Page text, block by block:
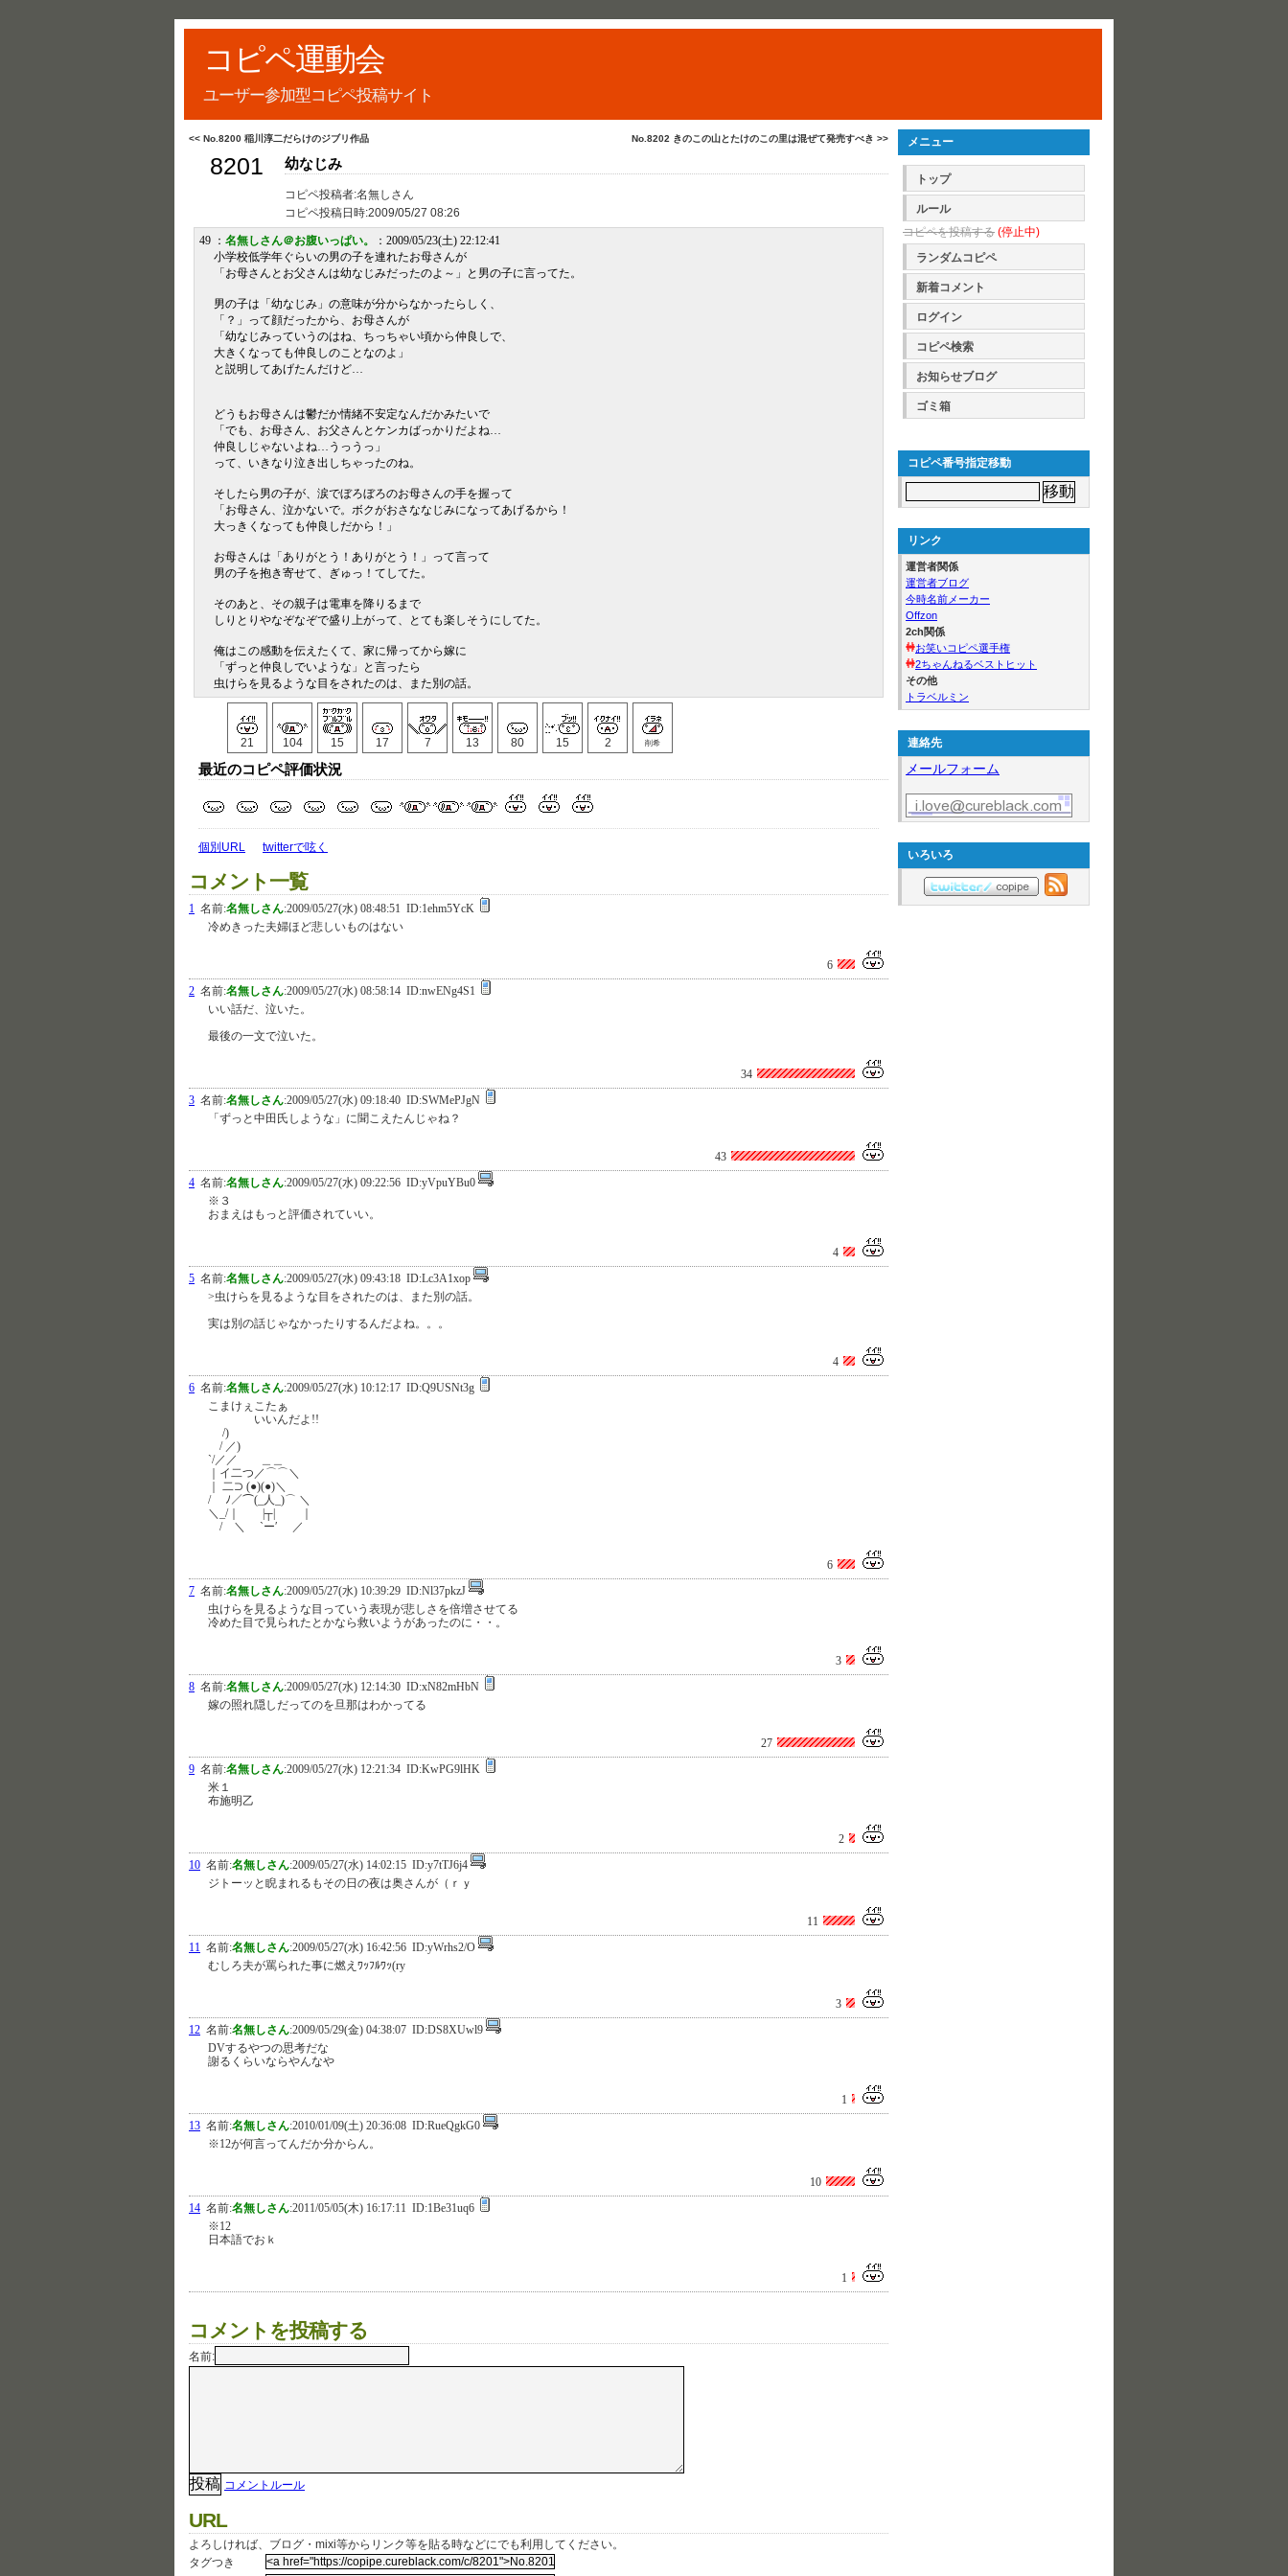
コピペ運動会
ユーザー参加型コピペ投稿サイト
No.8202 きのこの山とたけのこの里は混ぜて発売すべき >>
<< No.8200 稲川淳二だらけのジブリ作品
8201 幼なじみ
コピペ投稿者:名無しさん
コピペ投稿日時:2009/05/27 08:26
49 ： 名無しさん＠お腹いっぱい。
：2009/05/23(土) 22:12:41
小学校低学年ぐらいの男の子を連れたお母さんが
「お母さんとお父さんは幼なじみだったのよ～」と男の子に言ってた。
男の子は「幼なじみ」の意味が分からなかったらしく、
「？」って顔だったから、お母さんが
「幼なじみっていうのはね、ちっちゃい頃から仲良しで、
大きくなっても仲良しのことなのよ」
と説明してあげたんだけど…
どうもお母さんは鬱だか情緒不安定なんだかみたいで
「でも、お母さん、お父さんとケンカばっかりだよね…
仲良しじゃないよね…うっうっ」
って、いきなり泣き出しちゃったのね。
そしたら男の子が、涙でぼろぼろのお母さんの手を握って
「お母さん、泣かないで。ボクがおさななじみになってあげるから！
大っきくなっても仲良しだから！」
お母さんは「ありがとう！ありがとう！」って言って
男の子を抱き寄せて、ぎゅっ！てしてた。
そのあと、その親子は電車を降りるまで
しりとりやなぞなぞで盛り上がって、とても楽しそうにしてた。
俺はこの感動を伝えたくて、家に帰ってから嫁に
「ずっと仲良しでいような」と言ったら
虫けらを見るような目をされたのは、また別の話。
21 104 15 17 7 13 80 15 2 削希
最近のコピペ評価状況
個別URL twitterで呟く
コメント一覧
1 名前:名無しさん:2009/05/27(水) 08:48:51 ID:1ehm5YcK
冷めきった夫婦ほど悲しいものはない
6
2 名前:名無しさん:2009/05/27(水) 08:58:14 ID:nwENg4S1
いい話だ、泣いた。
最後の一文で泣いた。
34
3 名前:名無しさん:2009/05/27(水) 09:18:40 ID:SWMePJgN
「ずっと中田氏しような」に聞こえたんじゃね？
43
4 名前:名無しさん:2009/05/27(水) 09:22:56 ID:yVpuYBu0
※３
おまえはもっと評価されていい。
4
5 名前:名無しさん:2009/05/27(水) 09:43:18 ID:Lc3A1xop
>虫けらを見るような目をされたのは、また別の話。
実は別の話じゃなかったりするんだよね。。。
4
6 名前:名無しさん:2009/05/27(水) 10:12:17 ID:Q9USNt3g
こまけぇこたぁ
いいんだよ!!
/)
/ ／)
`/／／ ＿＿
｜イ二つ／⌒⌒＼
｜ 二⊃ (●)(●)＼
/ ﾉ／⌒(_人_)⌒ ＼
＼_/｜ |┬| ｜
/ ＼ `ー′ ／
6
7 名前:名無しさん:2009/05/27(水) 10:39:29 ID:Nl37pkzJ
虫けらを見るような目っていう表現が悲しさを倍増させてる
冷めた目で見られたとかなら救いようがあったのに・・。
3
8 名前:名無しさん:2009/05/27(水) 12:14:30 ID:xN82mHbN
嫁の照れ隠しだってのを旦那はわかってる
27
9 名前:名無しさん:2009/05/27(水) 12:21:34 ID:KwPG9lHK
米１
布施明乙
2
10 名前:名無しさん:2009/05/27(水) 14:02:15 ID:y7tTJ6j4
ジトーッと睨まれるもその日の夜は奥さんが（ｒｙ
11
11 名前:名無しさん:2009/05/27(水) 16:42:56 ID:yWrhs2/O
むしろ夫が罵られた事に燃えﾜｯﾌﾙﾜｯ(ry
3
12 名前:名無しさん:2009/05/29(金) 04:38:07 ID:DS8XUwl9
DVするやつの思考だな
謝るくらいならやんなや
1
13 名前:名無しさん:2010/01/09(土) 20:36:08 ID:RueQgkG0
※12が何言ってんだか分からん。
10
14 名前:名無しさん:2011/05/05(木) 16:17:11 ID:1Be31uq6
※12
日本語でおｋ
1
コメントを投稿する
名前:
コメントルール
URL
よろしければ、ブログ・mixi等からリンク等を貼る時などにでも利用してください。
タグつき
メニュー
トップ
ルール
コピペを投稿する (停止中)
ランダムコピペ
新着コメント
ログイン
コピペ検索
お知らせブログ
ゴミ箱
コピペ番号指定移動
リンク
運営者関係
運営者ブログ
今時名前メーカー
Offzon
2ch関係
お笑いコピペ選手権
2ちゃんねるベストヒット
その他
トラベルミン
連絡先
メールフォーム
いろいろ